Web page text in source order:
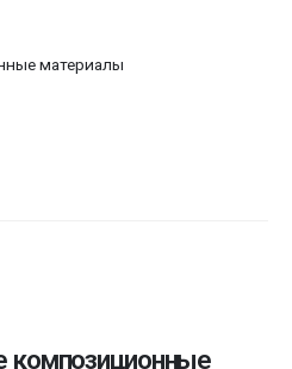
материалы
композиционные